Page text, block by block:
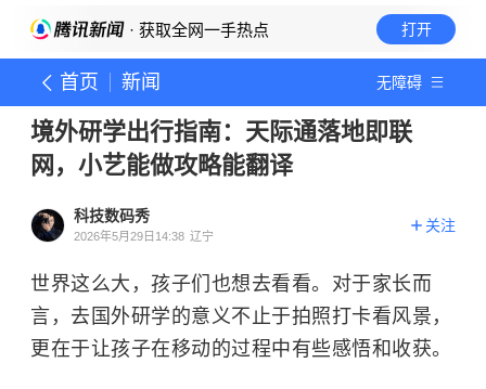
· 获取全网一手热点 打开
首页 新闻 无障碍
境外研学出行指南：天际通落地即联
网，小艺能做攻略能翻译
科技数码秀
2026年5月29日14:38 辽宁
关注
世界这么大，孩子们也想去看看。对于家长而
言，去国外研学的意义不止于拍照打卡看风景，
更在于让孩子在移动的过程中有些感悟和收获。